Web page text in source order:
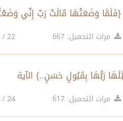
مرات التحميل: 667 22 / ذو الحجة / 1437
مرات التحميل: 617 24 / ذو الحجة / 1437